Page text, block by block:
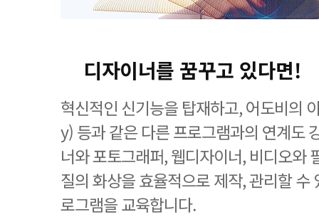
디자이너를 꿈꾸고 있다면!
혁신적인 신기능을 탑재하고, 어도비의
y) 등과 같은 다른 프로그램과의 연계도
너와 포토그래퍼, 웹디자이너, 비디오와
질의 화상을 효율적으로 제작, 관리할 수
로그램을 교육합니다.